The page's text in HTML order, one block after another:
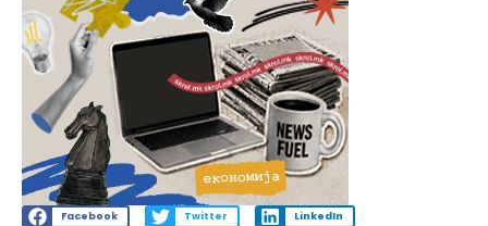
Facebook Twitter LinkedIn